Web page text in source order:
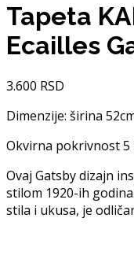
Tapeta
Ecailles
3.600 RSD
Dimenzije: širina
Okvirna pokrivnost 5
Ovaj Gatsby dizajn
stilom 1920-ih
stila i ukusa, je